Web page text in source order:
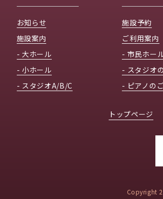
お知らせ
施設案内
- 大ホール
- 小ホール
- スタジオA/B/C
施設予約
ご利用案内
- 市民ホー
- スタジオ
- ピアノの
トップページ
Copyright